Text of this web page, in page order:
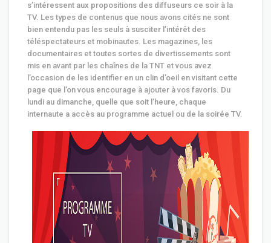
s’intéressent aux propositions des diffuseurs ce soir à la
TV. Les types de contenus que nous avons cités ne sont
bien entendu pas les seuls à susciter l’intérêt des
téléspectateurs et mobinautes. Les magazines, les
documentaires et toutes sortes de divertissements sont
mis en avant par les chaînes de la TNT et vous avez
l’occasion de les identifier en un clin d’oeil en visitant cette
page que l’on vous encourage à ajouter à vos favoris. Du
lundi au dimanche, quelle que soit l’heure, chaque
internaute a accès au programme actuel ou de la soirée TV.